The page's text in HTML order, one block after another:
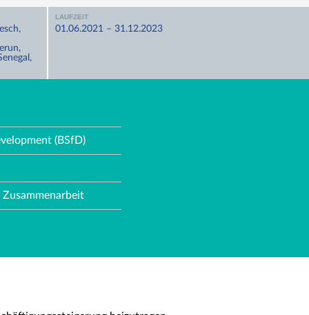
LAUFZEIT
01.06.2021 – 31.12.2023
(BSfD)